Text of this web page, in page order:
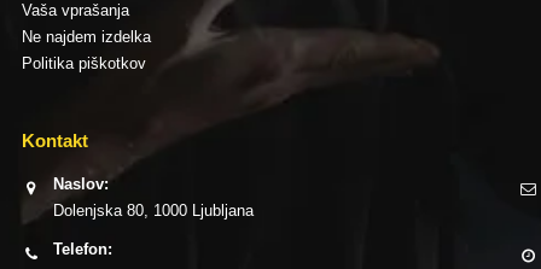
Vaša vprašanja
Ne najdem izdelka
Politika piškotkov
Kontakt
Naslov:
Dolenjska 80, 1000 Ljubljana
Telefon: